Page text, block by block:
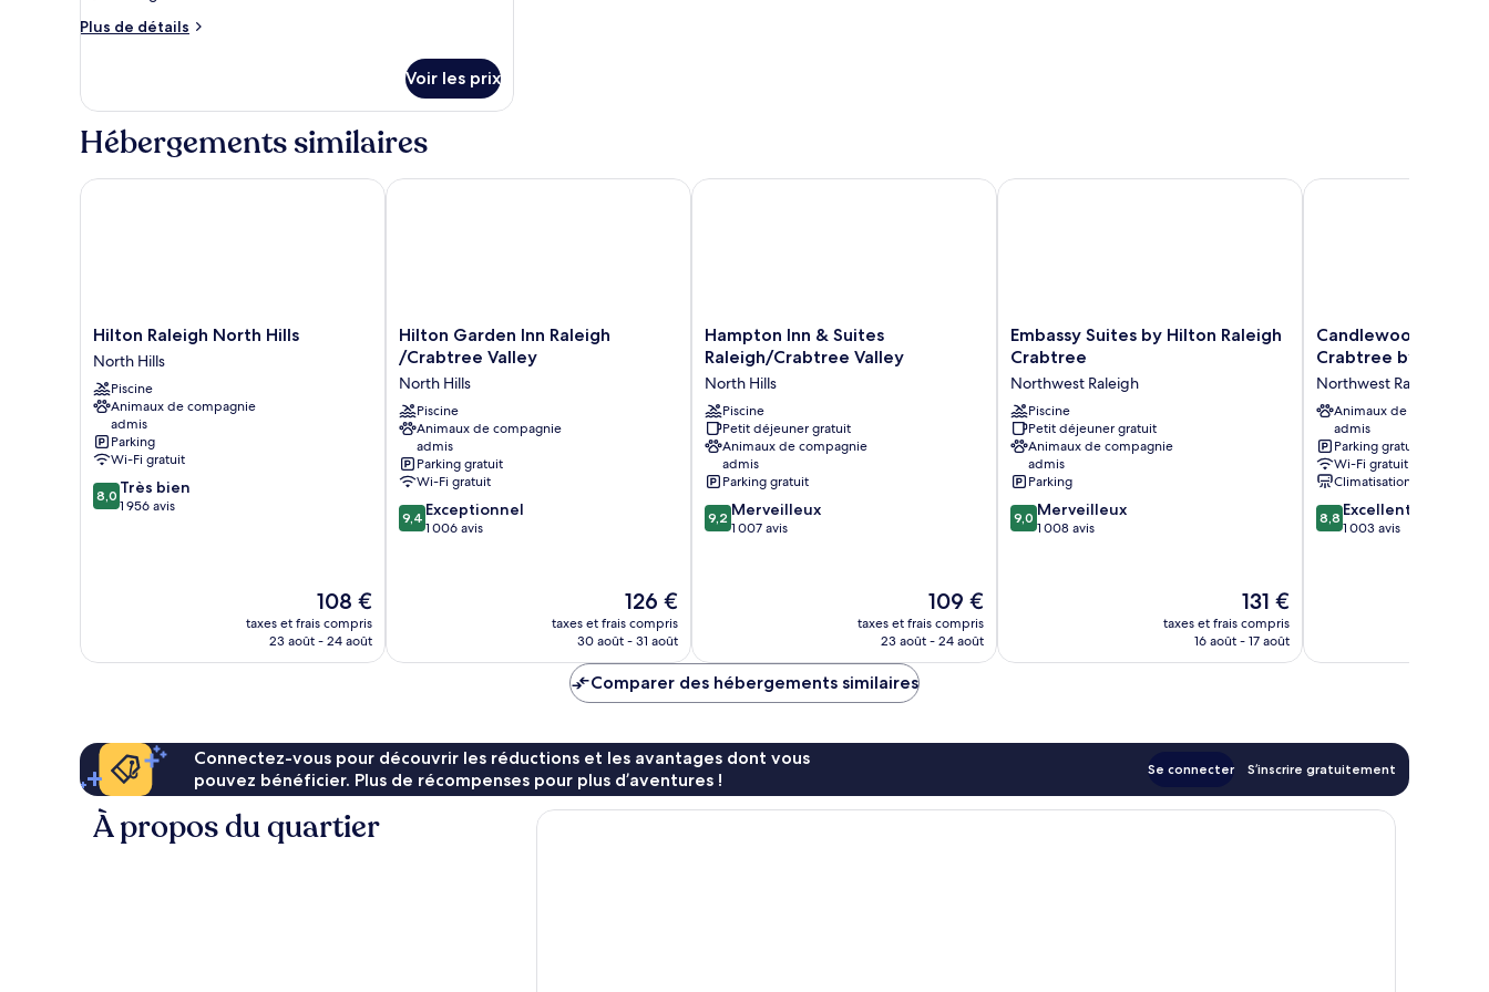
type
Room,
1
King
Bed,
Hearing)
Plus de détails
Plus
le
type
de
Room,
Mobility
Hearing)
Voir les prix
Hébergements similaires
Hilton
Raleigh
North
Hills
North
Hills
Hilton Raleigh North Hills
North Hills
Piscine
Animaux de compagnie
admis
Parking
Wi-Fi gratuit
8.0
sur
8,0 Très bien
1 956 avis
Le
nouveau
prix
108 €
taxes et frais compris
23 août - 24 août
Hilton Raleigh North Hills
Hilton
Garden
Inn
Raleigh
/Crabtree
Valley
North
Hills
Hilton Garden Inn Raleigh
/Crabtree Valley
North Hills
Piscine
Animaux de compagnie
admis
Parking gratuit
Wi-Fi gratuit
9.4
sur
9,4 Exceptionnel
1 006 avis
Le
nouveau
prix
de
126 €
126 €
taxes et frais compris
30 août - 31 août
Hilton Garden Inn Raleigh /Crabtree Valley
Hampton
Inn
Suites
Raleigh/Crabtree
Valley
North
Hills
Hampton Inn & Suites
Raleigh/Crabtree Valley
North Hills
Piscine
Petit déjeuner gratuit
Animaux de compagnie
admis
Parking gratuit
9.2
sur
9,2 Merveilleux
1 007 avis
Le
nouveau
prix
109 €
taxes et frais compris
23 août - 24 août
Hampton Inn & Suites Raleigh/Crabtree Valley
Embassy
Suites
Hilton
Raleigh
Crabtree
Northwest
Raleigh
Embassy Suites by Hilton Raleigh
Crabtree
Northwest Raleigh
Piscine
Petit déjeuner gratuit
Animaux de compagnie
admis
Parking
9.0
sur
9,0 Merveilleux
1 008 avis
Le
nouveau
prix
131 €
taxes et frais compris
16 août - 17 août
Embassy Suites by Hilton Raleigh Crabtree
Candlewood
Suites
Crabtree
by
IHG
Northwest
Raleigh
Candlewood Suites
Crabtree by IHG
Northwest Raleigh
Animaux de compagnie
admis
Parking gratuit
Wi-Fi gratuit
Climatisation
8.8
sur
8,8 Excellent
1 003 avis
Candlewood Suites
Comparer des hébergements similaires
Connectez-vous pour découvrir les réductions et les avantages dont vous
pouvez bénéficier. Plus de récompenses pour plus d’aventures !
Se connecter S’inscrire gratuitement
À propos du quartier